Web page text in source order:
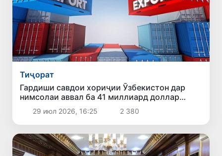
Тиҷорат
Гардиши савдои хориҷии Ӯзбекистон дар
нимсолаи аввал ба 41 миллиард доллар
расид29 июл 2026, 16:25 2 380